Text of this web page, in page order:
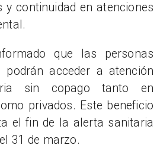
y continuidad en atenciones
que las personas
podrán acceder a atención
sin copago tanto en
privados. Este beneficio
el fin de la alerta sanitaria
31 de marzo.